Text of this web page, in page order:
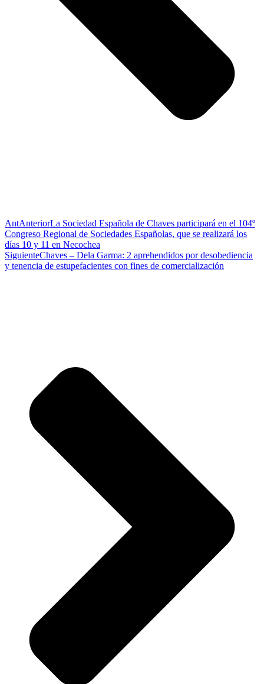
AntAnteriorLa Sociedad Española de Chaves participará en el 104º
Congreso Regional de Sociedades Españolas, que se realizará los
días 10 y 11 en Necochea
SiguienteChaves – Dela Garma: 2 aprehendidos por desobediencia
y tenencia de estupefacientes con fines de comercialización